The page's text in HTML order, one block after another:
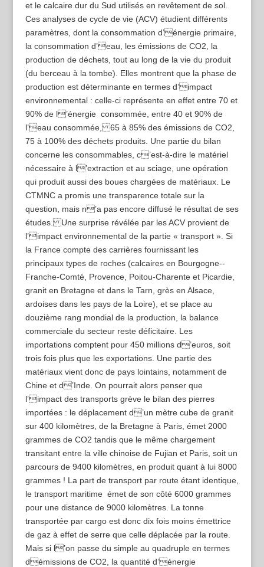
et le calcaire dur du Sud utilisés en revêtement de sol.
Ces analyses de cycle de vie (ACV) étudient différents
paramètres, dont la consommation d’énergie primaire,
la consommation d’eau, les émissions de CO2, la
production de déchets, tout au long de la vie du produit
(du berceau à la tombe). Elles montrent que la phase de
production est déterminante en termes d’impact
environnemental : celle-ci représente en effet entre 70 et
90% de l’énergie consommée, entre 40 et 90% de
l’eau consommée, 65 à 85% des émissions de CO2,
75 à 100% des déchets produits. Une partie du bilan
concerne les consommables, c’est-à-dire le matériel
nécessaire à l’extraction et au sciage, une opération
qui produit aussi des boues chargées de matériaux. Le
CTMNC a promis une transparence totale sur la
question, mais n’a pas encore diffusé le résultat de ses
études. Une surprise révélée par les ACV provient de
l’impact environnemental de la partie « transport ». Si
la France compte des carrières fournissant les
principaux types de roches (calcaires en Bourgogne-­
Franche-­Comté, Provence, Poitou-­Charente et Picardie,
granit en Bretagne et dans le Tarn, grès en Alsace,
ardoises dans les pays de la Loire), et se place au
douzième rang mondial de la production, la balance
commerciale du secteur reste déficitaire. Les
importations comptent pour 450 millions d’euros, soit
trois fois plus que les exportations. Une partie des
matériaux vient donc de pays lointains, notamment de
Chine et d’Inde. On pourrait alors penser que
l’impact des transports grève le bilan des pierres
importées : le déplacement d’un mètre cube de granit
sur 400 kilomètres, de la Bretagne à Paris, émet 2000
grammes de CO2 tandis que le même chargement
transitant entre la ville chinoise de Fujian et Paris, soit un
parcours de 9400 kilomètres, en produit quant à lui 8000
grammes ! La part de transport par route étant identique,
le transport maritime émet de son côté 6000 grammes
pour une distance de 9000 kilomètres. La tonne
transportée par cargo est donc dix fois moins émettrice
de gaz à effet de serre que celle déplacée par la route.
Mais si l’on passe du simple au quadruple en termes
démissions de CO2, la quantité d’énergie